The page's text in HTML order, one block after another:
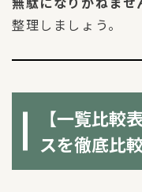
整理しましょう。
【一覧比較
スを徹底比